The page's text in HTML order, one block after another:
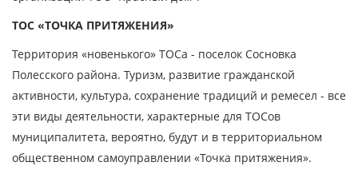
ТОС «ТОЧКА ПРИТЯЖЕНИЯ»
Территория «новенького» ТОСа - поселок Сосновка
Полесского района. Туризм, развитие гражданской
активности, культура, сохранение традиций и ремесел - все
эти виды деятельности, характерные для ТОСов
муниципалитета, вероятно, будут и в территориальном
общественном самоуправлении «Точка притяжения».